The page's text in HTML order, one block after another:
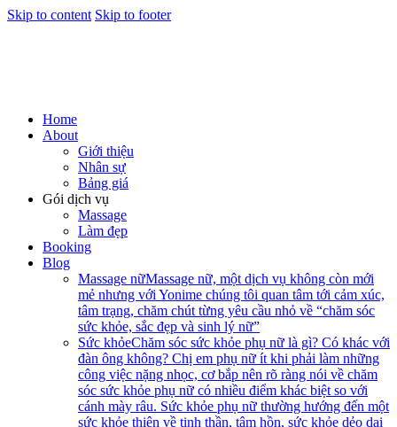
Skip to content Skip to footer
Home
About
Giới thiệu
Nhân sự
Bảng giá
Gói dịch vụ
Massage
Làm đẹp
Booking
Blog
Massage nữMassage nữ, một dịch vụ không còn mới
mẻ nhưng với Yonime chúng tôi quan tâm tới cảm xúc,
tâm trạng, chăm chút từng yêu cầu nhỏ về “chăm sóc
sức khỏe, sắc đẹp và sinh lý nữ”
Sức khỏeChăm sóc sức khỏe phụ nữ là gì? Có khác với
đàn ông không? Chị em phụ nữ ít khi phải làm những
công việc nặng nhọc, cơ bắp nên rõ ràng nói về chăm
sóc sức khỏe phụ nữ có nhiều điểm khác biệt so với
cánh mày râu. Sức khỏe phụ nữ thường hướng đến một
sức khỏe thiên về tinh thần, tâm hồn, sức khỏe dẻo dai